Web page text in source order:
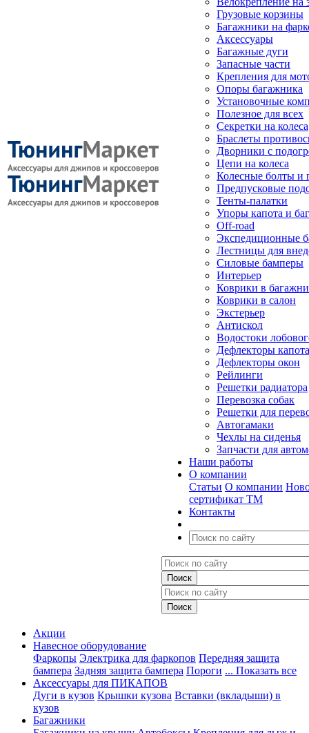
Грузовые корзины
Багажники на
Аксессуары
Багажные дуги
Запасные части
Крепления для
Опоры багажника
Установочные
Полезное для всех
Секретки на колеса
Браслеты
Дворники с
Цепи на колеса
Колесные болты и
Предпусковые
Тенты-палатки
Упоры капота и
Off-road
Экспедиционные
Лестницы для
Силовые бамперы
Интерьер
Коврики в
Коврики в салон
Экстерьер
Антискол
Водостоки
Дефлекторы капота
Дефлекторы окон
Рейлинги
Решетки радиатора
Перевозка собак
Решетки для
Автогамаки
Чехлы на сиденья
Запчасти для
Наши работы
О компании
Статьи О компании
сертификат ТМ
Контакты
Акции
Навесное оборудование
Фаркопы Электрика для фаркопов Передняя защита
бампера Задняя защита бампера Пороги ... Показать все
Аксессуары для ПИКАПОВ
Дуги в кузов Крышки кузова Вставки (вкладыши) в
кузов
Багажники